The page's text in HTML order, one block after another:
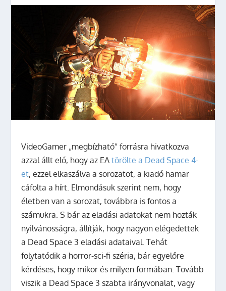
VideoGamer „megbízható” forrásra hivatkozva
azzal állt elő, hogy az EAtörölte a Dead Space 4-
et, ezzel elkaszálva a sorozatot, a kiadó hamar
cáfolta a hírt. Elmondásuk szerint nem, hogy
életben van a sorozat, továbbra is fontos a
számukra. S bár az eladási adatokat nem hozták
nyilvánosságra, állítják, hogy nagyon elégedettek
a Dead Space 3 eladási adataival. Tehát
folytatódik a horror-sci-fi széria, bár egyelőre
kérdéses, hogy mikor és milyen formában. Tovább
viszik a Dead Space 3 szabta irányvonalat, vagy